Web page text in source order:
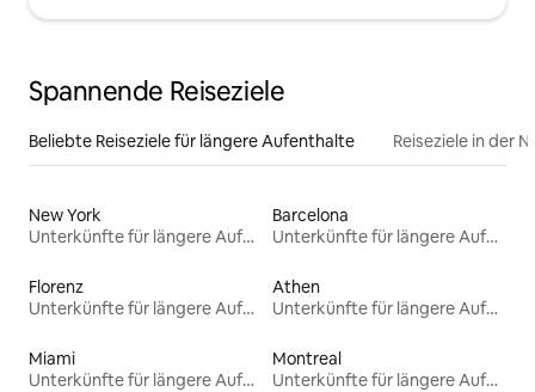
Spannende Reiseziele
Beliebte Reiseziele für längere Aufenthalte Reiseziele in der
New York
Unterkünfte für längere Aufenthalte
Barcelona
Unterkünfte für längere Aufenthalte
Florenz
Unterkünfte für längere Aufenthalte
Athen
Unterkünfte für längere Aufenthalte
Miami
Unterkünfte für längere Aufenthalte
Montreal
Unterkünfte für längere Aufenthalte